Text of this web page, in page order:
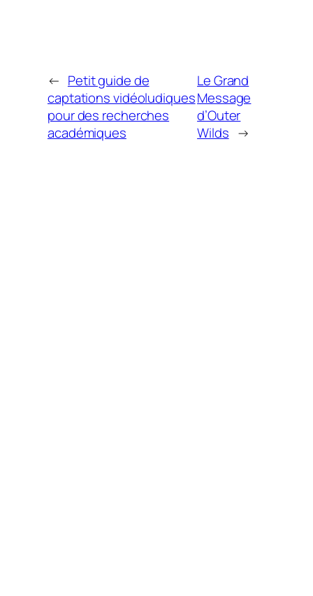
← Petit guide de
captations vidéoludiques
pour des recherches
académiques
Le Grand
Message
d’Outer
Wilds →